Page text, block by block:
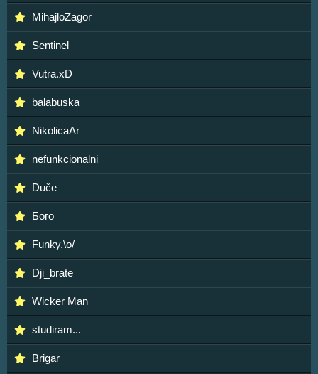
MihajloZagor
Sentinel
Vutra.xD
balabuska
NikolicaAr
nefunkcionalni
Duče
Бого
Funky.\o/
Dji_brate
Wicker Man
studiram...
Brigar